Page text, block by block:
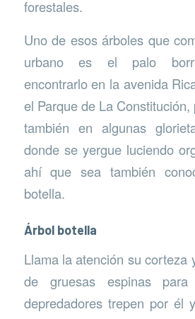
forestales.
Uno de esos árboles que
urbano es el palo
encontrarlo en la avenida
el Parque de La
también en algunas
donde se yergue luciendo
ahí que sea también
botella.
Árbol botella
Llama la atención su corteza
de gruesas espinas
depredadores trepen por él